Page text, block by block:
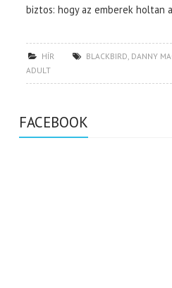
biztos: hogy az emberek holtan
HÍR BLACKBIRD, DANNY
ADULT
FACEBOOK